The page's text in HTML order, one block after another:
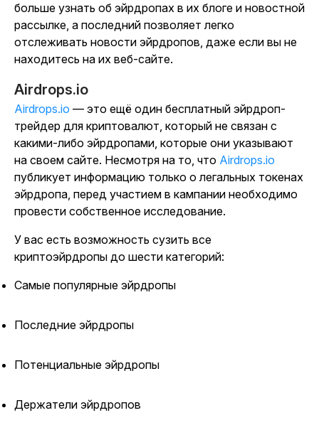
больше узнать об эйрдропах в их блоге и новостной
рассылке, а последний позволяет легко
отслеживать новости эйрдропов, даже если вы не
находитесь на их веб-сайте.
Airdrops.io
Airdrops.io — это ещё один бесплатный эйрдроп-
трейдер для криптовалют, который не связан с
какими-либо эйрдропами, которые они указывают
на своем сайте. Несмотря на то, что Airdrops.io
публикует информацию только о легальных токенах
эйрдропа, перед участием в кампании необходимо
провести собственное исследование.
У вас есть возможность сузить все
криптоэйрдропы до шести категорий:
Самые популярные эйрдропы
Последние эйрдропы
Потенциальные эйрдропы
Держатели эйрдропов